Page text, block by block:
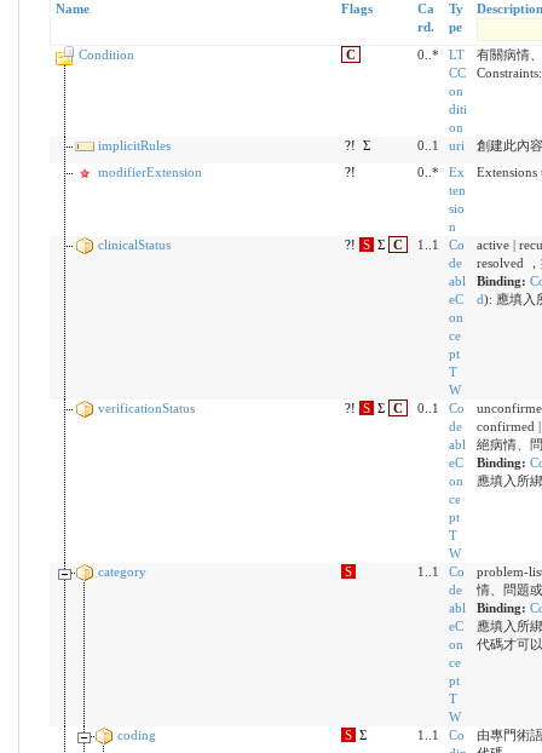
Name Flags
Ca
rd.
Ty
pe
Condition C 0..*
LT
CC
on
diti
on
有關病情
implicitRules ?! Σ 0..1 uri
創建此內
modifierExtension
?! 0..*
Ex
ten
sio
n
Extensions
clinicalStatus ?! S Σ C 1..1
Co
de
abl
eC
on
ce
pt
T
W
active |
resolved
Binding:
d): 應填入
verificationStatus ?! S Σ C 0..1
Co
de
abl
eC
on
ce
pt
T
W
confirmed
絕病情、
Binding:
應填入所
category S 1..1
Co
de
abl
eC
on
ce
pt
T
W
problem-
情、問題
Binding:
應填入所
代碼才可
coding S Σ 1..1
Co
由專門術